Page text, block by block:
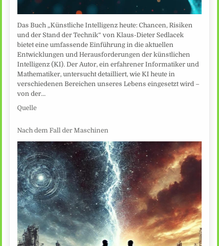
Das Buch „Künstliche Intelligenz heute: Chancen, Risiken
und der Stand der Technik“ von Klaus-Dieter Sedlacek
bietet eine umfassende Einführung in die aktuellen
Entwicklungen und Herausforderungen der künstlichen
Intelligenz (KI). Der Autor, ein erfahrener Informatiker und
Mathematiker, untersucht detailliert, wie KI heute in
verschiedenen Bereichen unseres Lebens eingesetzt wird –
von der…
Quelle
Nach dem Fall der Maschinen